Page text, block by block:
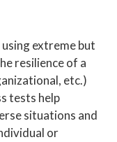
extreme but
resilience of a
etc.)
tests help
situations and
or